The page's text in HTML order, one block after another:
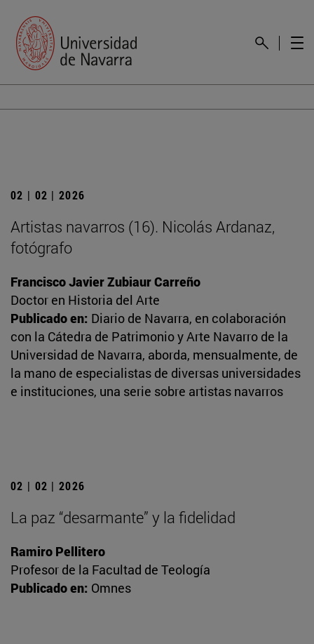
02 | 02 | 2026
Artistas navarros (16). Nicolás Ardanaz,
fotógrafo
Francisco Javier Zubiaur Carreño
Doctor en Historia del Arte
Publicado en: Diario de Navarra, en colaboración
con la Cátedra de Patrimonio y Arte Navarro de la
Universidad de Navarra, aborda, mensualmente, de
la mano de especialistas de diversas universidades
e instituciones, una serie sobre artistas navarros
02 | 02 | 2026
La paz “desarmante” y la fidelidad
Ramiro Pellitero
Profesor de la Facultad de Teología
Publicado en: Omnes